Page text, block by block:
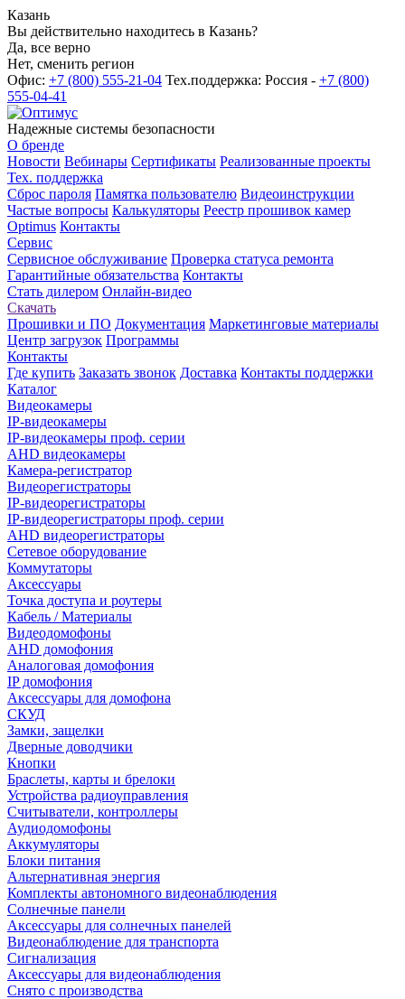
Казань
Вы действительно находитесь в Казань?
Да, все верно
Нет, сменить регион
Офис: +7 (800) 555-21-04 Тех.поддержка: Россия - +7 (800)
555-04-41
Надежные системы безопасности
О бренде
Новости Вебинары Сертификаты Реализованные проекты
Тех. поддержка
Сброс пароля Памятка пользователю Видеоинструкции
Частые вопросы Калькуляторы Реестр прошивок камер
Optimus Контакты
Сервис
Сервисное обслуживание Проверка статуса ремонта
Гарантийные обязательства Контакты
Стать дилером Онлайн-видео
Скачать
Прошивки и ПО Документация Маркетинговые материалы
Центр загрузок Программы
Контакты
Где купить Заказать звонок Доставка Контакты поддержки
Каталог
Видеокамеры
IP-видеокамеры
IP-видеокамеры проф. серии
AHD видеокамеры
Камера-регистратор
Видеорегистраторы
IP-видеорегистраторы
IP-видеорегистраторы проф. серии
AHD видеорегистраторы
Сетевое оборудование
Коммутаторы
Аксессуары
Точка доступа и роутеры
Кабель / Материалы
Видеодомофоны
AHD домофония
Аналоговая домофония
IP домофония
Аксессуары для домофона
СКУД
Замки, защелки
Дверные доводчики
Кнопки
Браслеты, карты и брелоки
Устройства радиоуправления
Считыватели, контроллеры
Аудиодомофоны
Аккумуляторы
Блоки питания
Альтернативная энергия
Комплекты автономного видеонаблюдения
Солнечные панели
Аксессуары для солнечных панелей
Видеонаблюдение для транспорта
Сигнализация
Аксессуары для видеонаблюдения
Снято с производства